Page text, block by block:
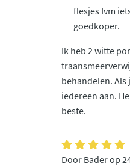
flesjes Ivm
goedkoper.
Ik heb 2 witte
behandelen.
iedereen aan.
beste.
Door Bader op